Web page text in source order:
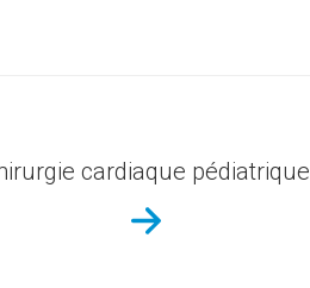
cardiaque pédiatrique